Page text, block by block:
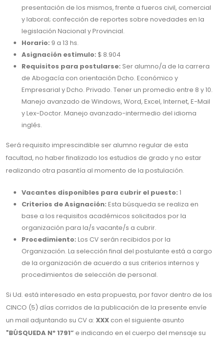
presentación de los mismos, frente a fueros civil, comercial
y laboral; confección de reportes sobre novedades en la
legislación Nacional y Provincial.
Horario: 9 a 13 hs.
Asignación estimulo: $ 8.904
Requisitos para postularse: Ser alumno/a de la carrera
de Abogacía con orientación Dcho. Económico y
Empresarial y Dcho. Privado. Tener un promedio entre 8 y 10.
Manejo avanzado de Windows, Word, Excel, Internet, E-Mail
y Lex-Doctor. Manejo avanzado-intermedio del idioma
inglés.
Será requisito imprescindible ser alumno regular de esta
facultad, no haber finalizado los estudios de grado y no estar
realizando otra pasantía al momento de la postulación.
Vacantes disponibles para cubrir el puesto: 1
Criterios de Asignación: Esta búsqueda se realiza en
base a los requisitos académicos solicitados por la
organización para la/s vacante/s a cubrir.
Procedimiento: Los CV serán recibidos por la
Organización. La selección final del postulante está a cargo
de la organización de acuerdo a sus criterios internos y
procedimientos de selección de personal.
Si Ud. está interesado en esta propuesta, por favor dentro de los
CINCO (5) días corridos de la publicación de la presente envíe
un mail adjuntando su CV a: XXX con el siguiente asunto
"BÚSQUEDA Nº 1791” e indicando en el cuerpo del mensaje su